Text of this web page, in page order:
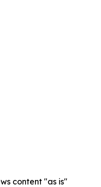
content "as is"